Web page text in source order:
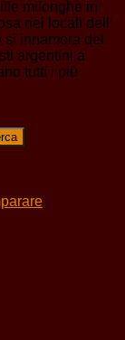
milonghe in
nei locali dell’
innamora del
argentini a
tutti i più